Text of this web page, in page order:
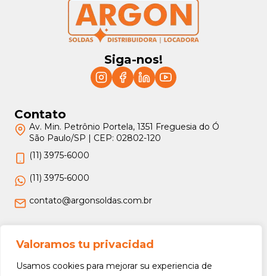
Valoramos tu privacidad
Usamos cookies para mejorar su experiencia de
Siga-nos!
Contato
Av. Min. Petrônio Portela, 1351 Freguesia do Ó
São Paulo/SP | CEP: 02802-120
(11) 3975-6000
(11) 3975-6000
contato@argonsoldas.com.br
Jurídico
Termos e Condições
Política de Privacidade